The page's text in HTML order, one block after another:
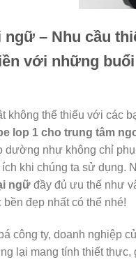
– Nhu cầu
với những
không thể thiếu với các
lop 1 cho trung tâm
như không chỉ
khi chúng ta sử dụng.
ngữđầy đủ ưu thế như
đẹp nhất có thể nhé!
công ty, doanh nghiệp
lại mang tính thiết thực,